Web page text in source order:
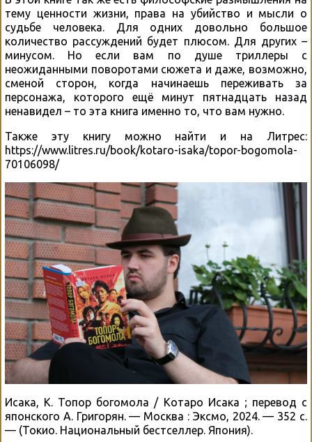
тему ценности жизни, права на убийство и мысли о
судьбе человека. Для одних довольно большое
количество рассуждений будет плюсом. Для других –
минусом. Но если вам по душе триллеры с
неожиданными поворотами сюжета и даже, возможно,
сменой сторон, когда начинаешь переживать за
персонажа, которого ещё минут пятнадцать назад
ненавидел – то эта книга именно то, что вам нужно.
Также эту книгу можно найти и на Литрес:
https://www.litres.ru/book/kotaro-isaka/topor-bogomola-
70106098/
Исака, К. Топор богомола / Котаро Исака ; перевод с
японского А. Григорян. — Москва : Эксмо, 2024. — 352 с.
— (Токио. Национальный бестселлер. Япония).